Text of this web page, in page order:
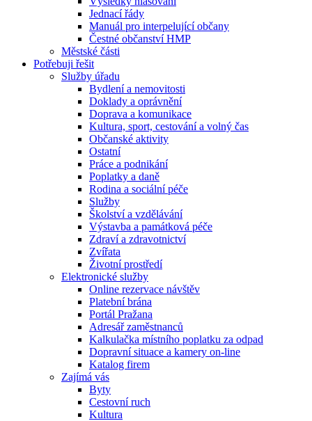
Jednací řády
Manuál pro interpelující občany
Čestné občanství HMP
Městské části
Potřebuji řešit
Služby úřadu
Bydlení a nemovitosti
Doklady a oprávnění
Doprava a komunikace
Kultura, sport, cestování a volný čas
Občanské aktivity
Ostatní
Práce a podnikání
Poplatky a daně
Rodina a sociální péče
Služby
Školství a vzdělávání
Výstavba a památková péče
Zdraví a zdravotnictví
Zvířata
Životní prostředí
Elektronické služby
Online rezervace návštěv
Platební brána
Portál Pražana
Adresář zaměstnanců
Kalkulačka místního poplatku za odpad
Dopravní situace a kamery on-line
Katalog firem
Zajímá vás
Byty
Cestovní ruch
Kultura